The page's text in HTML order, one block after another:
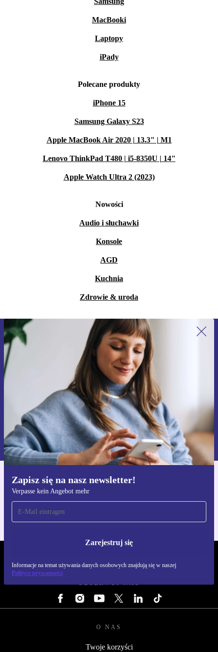
MacBooki
Laptopy
iPady
Polecane produkty
iPhone 15
Samsung Galaxy S23
Apple MacBook Air 2020 | 13.3" | M1
Lenovo ThinkPad T480 | i5-8350U | 14"
Apple Watch Ultra 2 (2023)
Nowości
Audio i słuchawki
Konsole
AGD
Kuchnia
Zdrowie & uroda
Zapisz się na nasz newsletter!
Verpasse kein Angebot mehr
Zarejestruj się
Informacje na temat używania danych osobowych znajdują się w naszej
Polityce prywatności
Zapisz się na nasz newsletter!
Nie przegap żadnej oferty.
Zarejestruj się
Informacje na temat używania danych osobowych znajdują się w
naszej
Polityce prywatności
Pobierz aplikację refurbed
Dla iOS i Android
OBSERWUJ NAS
O NAS
Twoje korzyści